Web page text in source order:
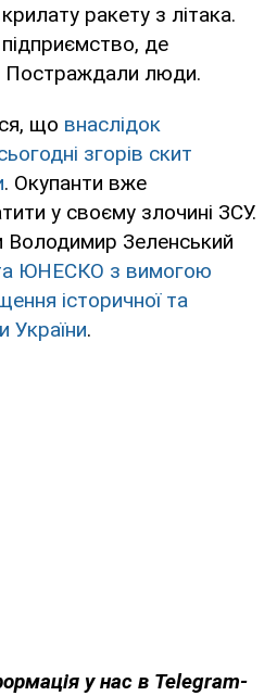
ракету з літака.
де
Постраждали люди.
що внаслідок
згорів скит
. Окупанти вже
у своєму злочині ЗСУ.
Володимир Зеленський
ЮНЕСКО з вимогою
історичної та
України.
у нас в Telegram-